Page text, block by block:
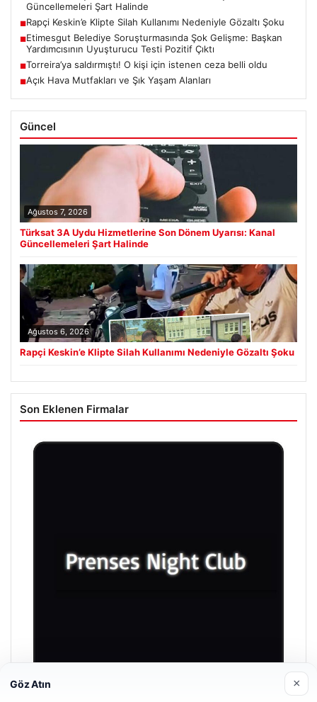
Güncellemeleri Şart Halinde
■Rapçi Keskin’e Klipte Silah Kullanımı Nedeniyle Gözaltı Şoku
■Etimesgut Belediye Soruşturmasında Şok Gelişme: Başkan
Yardımcısının Uyuşturucu Testi Pozitif Çıktı
■Torreira’ya saldırmıştı! O kişi için istenen ceza belli oldu
■Açık Hava Mutfakları ve Şık Yaşam Alanları
Güncel
Ağustos 7, 2026
Türksat 3A Uydu Hizmetlerine Son Dönem Uyarısı: Kanal
Güncellemeleri Şart Halinde
Ağustos 6, 2026
Rapçi Keskin’e Klipte Silah Kullanımı Nedeniyle Gözaltı Şoku
Son Eklenen Firmalar
Göz Atın ×